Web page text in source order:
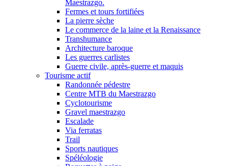
Maestrazgo.
Fermes et tours fortifiées
La pierre sèche
Le commerce de la laine et la Renaissance
Transhumance
Architecture baroque
Les guerres carlistes
Guerre civile, après-guerre et maquis
Tourisme actif
Randonnée pédestre
Centre MTB du Maestrazgo
Cyclotourisme
Gravel maestrazgo
Escalade
Via ferratas
Trail
Sports nautiques
Spéléologie